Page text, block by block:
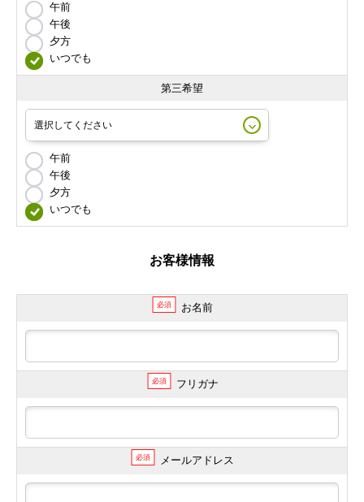
午前
午後
夕方
いつでも
第三希望
午前
午後
夕方
いつでも
お客様情報
必須 お名前
必須 フリガナ
必須 メールアドレス